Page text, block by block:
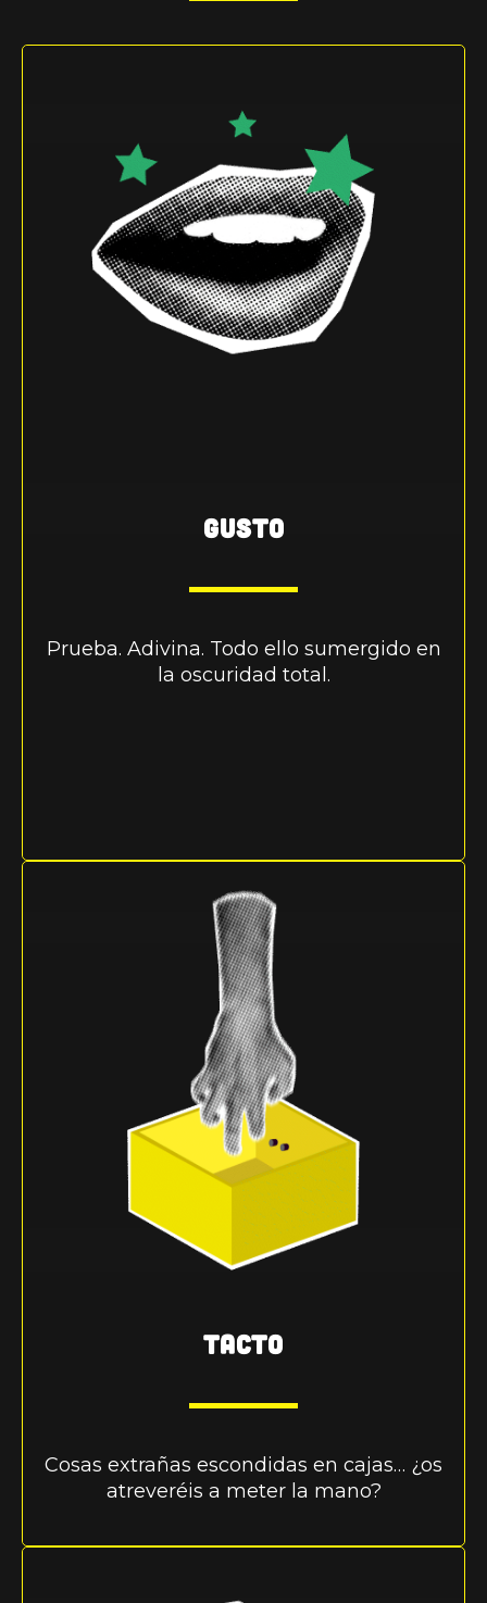
GUSTO
Prueba. Adivina. Todo ello sumergido en
la oscuridad total.
TACTO
Cosas extrañas escondidas en cajas… ¿os
atreveréis a meter la mano?